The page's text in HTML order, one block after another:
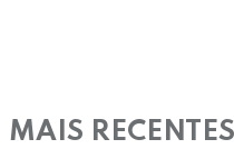
MAIS RECENTES